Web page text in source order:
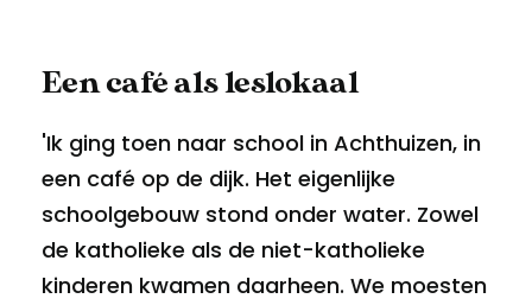
Een café als leslokaal
'Ik ging toen naar school in Achthuizen, in
een café op de dijk. Het eigenlijke
schoolgebouw stond onder water. Zowel
de katholieke als de niet-katholieke
kinderen kwamen daarheen. We moesten